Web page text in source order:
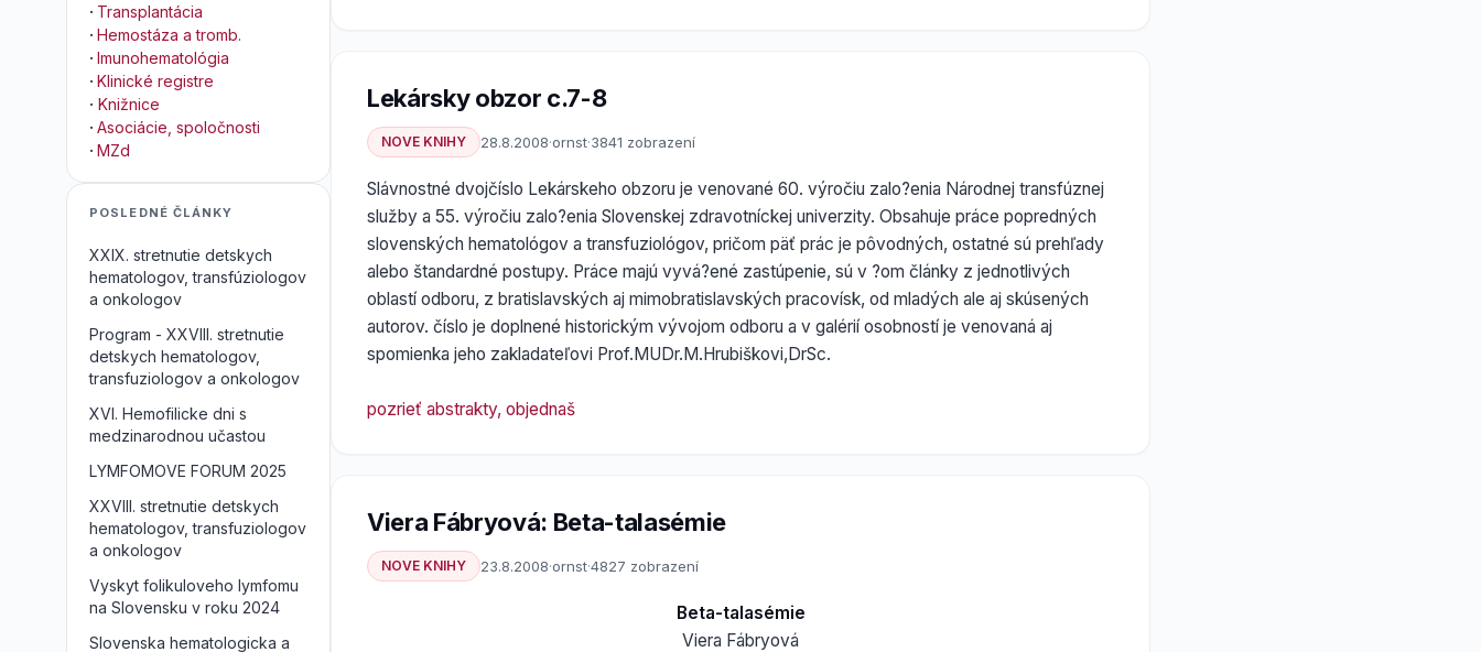
Lekársky obzor c.7-8
NOVE KNIHY 28.8.2008·ornst·3841 zobrazení
Slávnostné dvojčíslo Lekárskeho obzoru je venované 60. výročiu zalo?enia Národnej transfúznej
služby a 55. výročiu zalo?enia Slovenskej zdravotníckej univerzity. Obsahuje práce popredných
slovenských hematológov a transfuziológov, pričom päť prác je pôvodných, ostatné sú prehľady
alebo štandardné postupy. Práce majú vyvá?ené zastúpenie, sú v ?om články z jednotlivých
oblastí odboru, z bratislavských aj mimobratislavských pracovísk, od mladých ale aj skúsených
autorov. číslo je doplnené historickým vývojom odboru a v galérií osobností je venovaná aj
spomienka jeho zakladateľovi Prof.MUDr.M.Hrubiškovi,DrSc.
pozrieť abstrakty, objednaš
Viera Fábryová: Beta-talasémie
NOVE KNIHY 23.8.2008·ornst·4827 zobrazení
Beta-talasémie
Viera Fábryová
· Transplantácia
· Hemostáza a tromb.
· Imunohematológia
· Klinické registre
· Knižnice
· Asociácie, spoločnosti
· MZd
POSLEDNÉ ČLÁNKY
XXIX. stretnutie detskych
hematologov, transfúziologov
a onkologov
Program - XXVIII. stretnutie
detskych hematologov,
transfuziologov a onkologov
XVI. Hemofilicke dni s
medzinarodnou učastou
LYMFOMOVE FORUM 2025
XXVIII. stretnutie detskych
hematologov, transfuziologov
a onkologov
Vyskyt folikuloveho lymfomu
na Slovensku v roku 2024
Slovenska hematologicka a